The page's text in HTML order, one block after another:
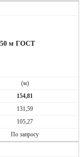
м ГОСТ
(м)
154,81
131,59
105,27
По запросу